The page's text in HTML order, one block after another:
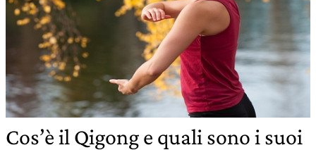
Cos’è il Qigong e quali sono i suoi